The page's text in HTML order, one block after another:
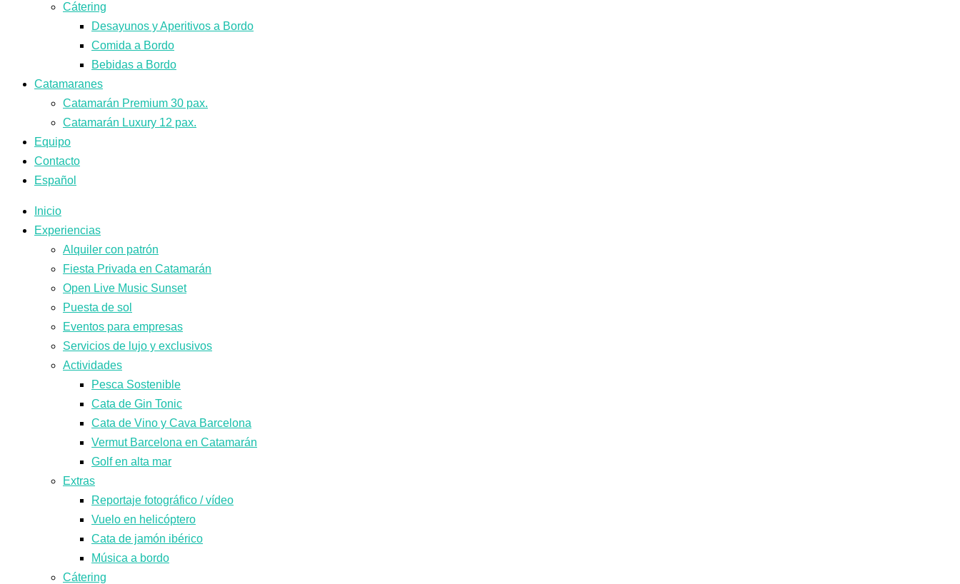
Cátering
Desayunos y Aperitivos a Bordo
Comida a Bordo
Bebidas a Bordo
Catamaranes
Catamarán Premium 30 pax.
Catamarán Luxury 12 pax.
Equipo
Contacto
Español
Inicio
Experiencias
Alquiler con patrón
Fiesta Privada en Catamarán
Open Live Music Sunset
Puesta de sol
Eventos para empresas
Servicios de lujo y exclusivos
Actividades
Pesca Sostenible
Cata de Gin Tonic
Cata de Vino y Cava Barcelona
Vermut Barcelona en Catamarán
Golf en alta mar
Extras
Reportaje fotográfico / vídeo
Vuelo en helicóptero
Cata de jamón ibérico
Música a bordo
Cátering